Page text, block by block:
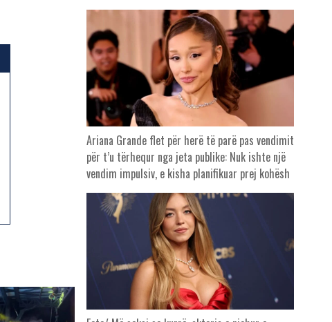
Ariana Grande flet për herë të parë pas vendimit
për t’u tërhequr nga jeta publike: Nuk ishte një
vendim impulsiv, e kisha planifikuar prej kohësh